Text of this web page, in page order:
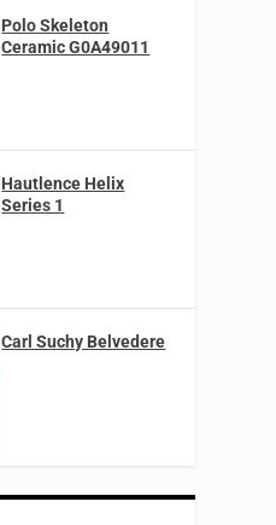
Polo Skeleton
Ceramic G0A49011
Hautlence Helix
Series 1
Carl Suchy Belvedere